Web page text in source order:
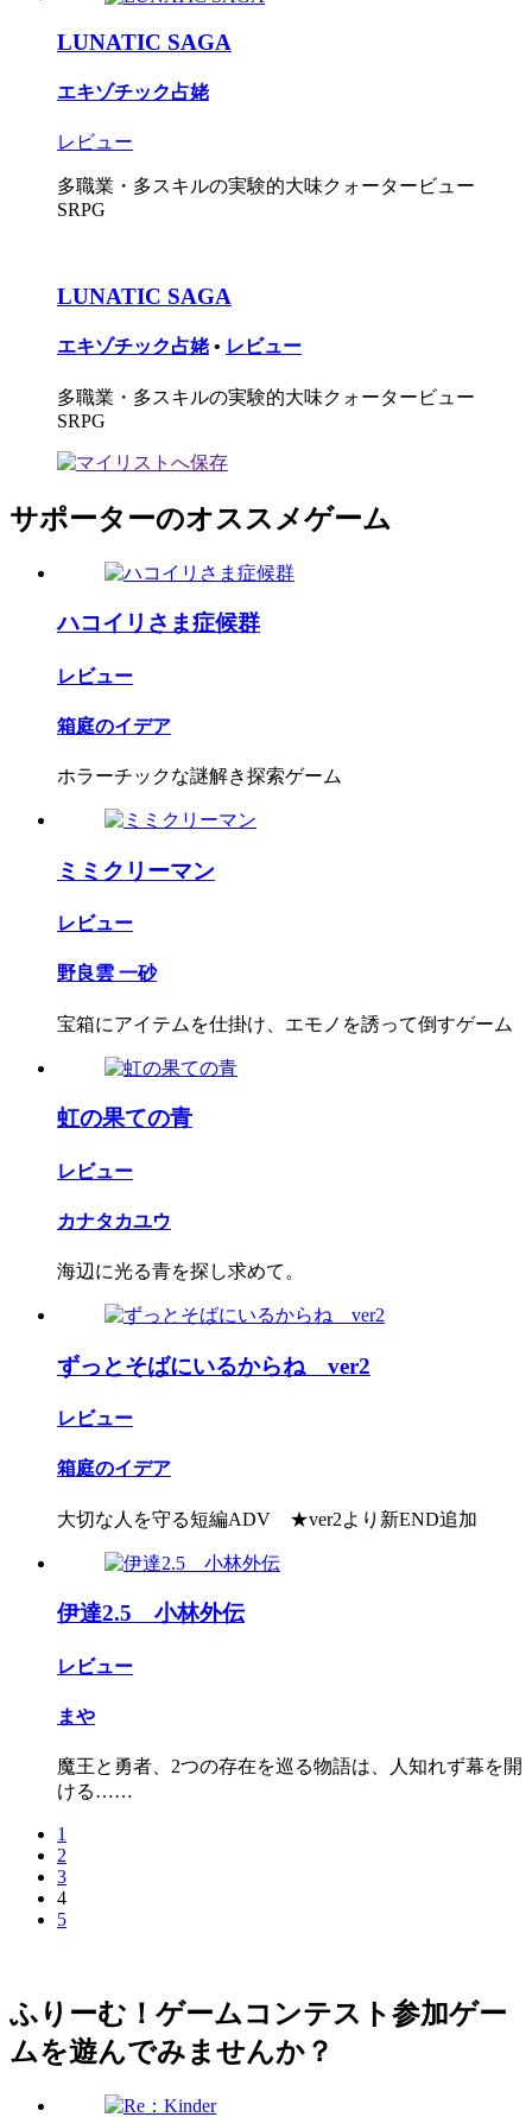
LUNATIC SAGA
エキゾチック占姥
レビュー
多職業・多スキルの実験的大味クォータービュー
SRPG
LUNATIC SAGA
エキゾチック占姥 • レビュー
多職業・多スキルの実験的大味クォータービュー
SRPG
サポーターのオススメゲーム
ハコイリさま症候群
レビュー
箱庭のイデア
ホラーチックな謎解き探索ゲーム
ミミクリーマン
レビュー
野良雲 一砂
宝箱にアイテムを仕掛け、エモノを誘って倒すゲーム
虹の果ての青
レビュー
カナタカユウ
海辺に光る青を探し求めて。
ずっとそばにいるからね ver2
レビュー
箱庭のイデア
大切な人を守る短編ADV ★ver2より新END追加
伊達2.5 小林外伝
レビュー
まや
魔王と勇者、2つの存在を巡る物語は、人知れず幕を開
ける……
1
2
3
4
5
ふりーむ！ゲームコンテスト参加ゲー
ムを遊んでみませんか？